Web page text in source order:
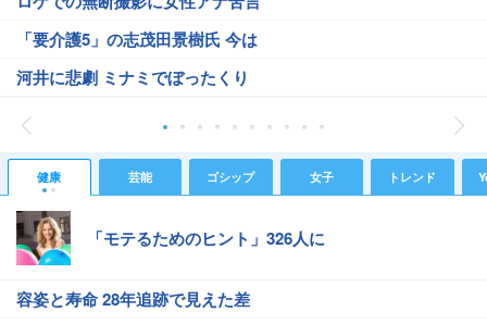
「要介護5」の志茂田景樹氏 今は
河井に悲劇 ミナミでぼったくり
健康 芸能 ゴシップ 女子 トレンド
「モテるためのヒント」326人に
容姿と寿命 28年追跡で見えた差